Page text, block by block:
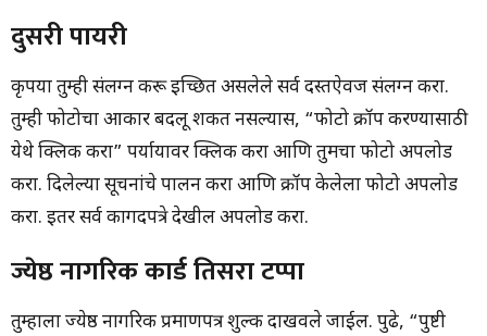
दुसरी पायरी
कृपया तुम्ही संलग्न करू इच्छित असलेले सर्व दस्तऐवज संलग्न करा.
तुम्ही फोटोचा आकार बदलू शकत नसल्यास, “फोटो क्रॉप करण्यासाठी
येथे क्लिक करा” पर्यायावर क्लिक करा आणि तुमचा फोटो अपलोड
करा. दिलेल्या सूचनांचे पालन करा आणि क्रॉप केलेला फोटो अपलोड
करा. इतर सर्व कागदपत्रे देखील अपलोड करा.
ज्येष्ठ नागरिक कार्ड तिसरा टप्पा
तुम्हाला ज्येष्ठ नागरिक प्रमाणपत्र शुल्क दाखवले जाईल. पुढे, “पुष्टी